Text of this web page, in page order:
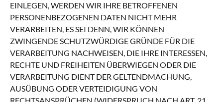
EINLEGEN, WERDEN WIR IHRE BETROFFENEN
PERSONENBEZOGENEN DATEN NICHT MEHR
VERARBEITEN, ES SEI DENN, WIR KÖNNEN
ZWINGENDE SCHUTZWÜRDIGE GRÜNDE FÜR DIE
VERARBEITUNG NACHWEISEN, DIE IHRE INTERESSEN,
RECHTE UND FREIHEITEN ÜBERWIEGEN ODER DIE
VERARBEITUNG DIENT DER GELTENDMACHUNG,
AUSÜBUNG ODER VERTEIDIGUNG VON